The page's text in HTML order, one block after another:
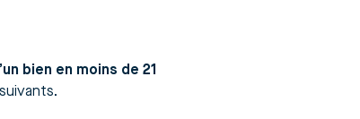
bien en moins de 21